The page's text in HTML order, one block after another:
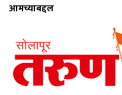
आमच्याबद्दल